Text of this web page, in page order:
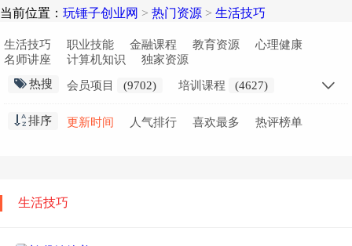
当前位置： 玩锤子创业网 > 热门资源 > 生活技巧
生活技巧 职业技能 金融课程 教育资源
心理健康
名师讲座
计算机知识
独家资源
热搜
会员项目 (9702) 培训课程
(4627)
职业技能
(1871) 高中课程
(1636)
排序 更新时间 人气排行 喜欢最多 热评榜单
生活技巧